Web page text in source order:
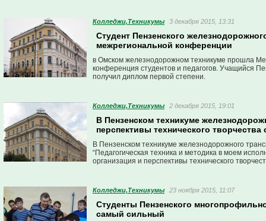
Колледжи,Техникумы 3 декабря 2015, 13:31
Студент Пензенского
межрегиональной конференции
в Омском железнодорожном техникуме прошла
конференция студентов и педагогов. Учащийся
получил диплом первой степени.
Колледжи,Техникумы 2 декабря 2015, 19:01
В Пензенском техникуме
перспективы технического творчества
В Пензенском техникуме железнодорожного
“Педагогическая техника и методика в моем
организация и перспективы технического
Колледжи,Техникумы 23 ноября 2015, 11:07
Студенты Пензенского
самый сильный